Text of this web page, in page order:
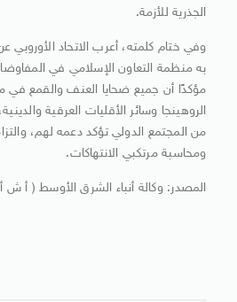
الجذرية للأزمة.
وفي ختام كلمته، أعرب الاتحاد الأوروبي
به منظمة التعاون الإسلامي في
مؤكدًا أن جميع ضحايا العنف والقمع في
الروهينجا وسائر الأقليات العرقية
من المجتمع الدولي تؤكد دعمه لهم،
ومحاسبة مرتكبي الانتهاكات.
المصدر: وكالة أنباء الشرق الأوسط ( أ ش